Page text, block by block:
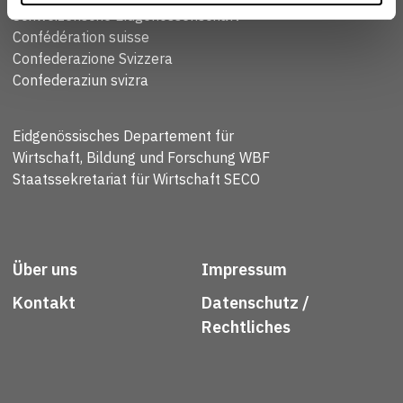
Schweizerische Eidgenossenschaft
Confédération suisse
Confederazione Svizzera
Confederaziun svizra
Eidgenössisches Departement für
Wirtschaft, Bildung und Forschung WBF
Staatssekretariat für Wirtschaft SECO
Über uns
Kontakt
Impressum
Datenschutz /
Rechtliches